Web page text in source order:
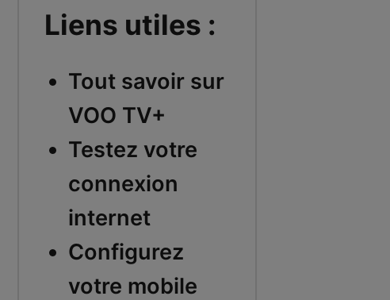
Liens utiles :
Tout savoir sur
VOO TV+
Testez votre
connexion
internet
Configurez
votre mobile